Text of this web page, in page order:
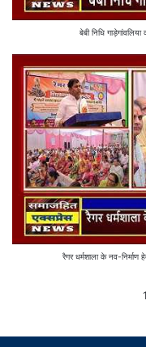
बेबी निधि
रैगर धर्मशाला के नव-निर्माण
1